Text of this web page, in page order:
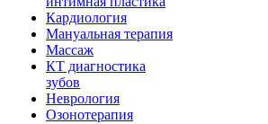
Кардиология
Мануальная терапия
Массаж
КТ диагностика
зубов
Неврология
Озонотерапия